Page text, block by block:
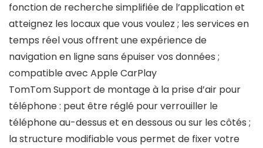
fonction de recherche simplifiée de l’application et
atteignez les locaux que vous voulez ; les services en
temps réel vous offrent une expérience de
navigation en ligne sans épuiser vos données ;
compatible avec Apple CarPlay
TomTom Support de montage à la prise d’air pour
téléphone : peut être réglé pour verrouiller le
téléphone au-dessus et en dessous ou sur les côtés ;
la structure modifiable vous permet de fixer votre